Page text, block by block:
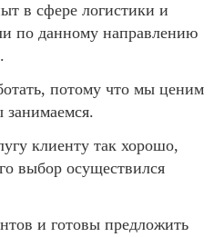
в сфере логистики и
по данному направлению
потому что мы ценим
занимаемся.
клиенту так хорошо,
выбор осуществился
и готовы предложить